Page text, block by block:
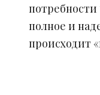
полное и
происходит